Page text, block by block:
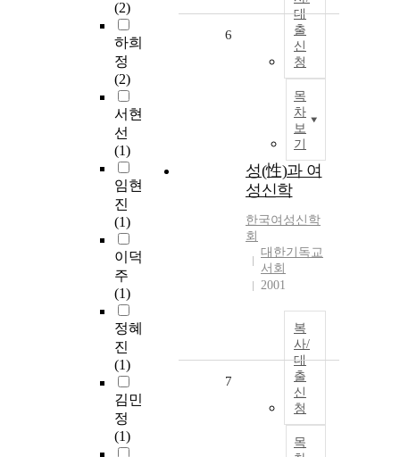
(2)
하희
정
(2)
서현
선
(1)
임현
진
(1)
이덕
주
(1)
정혜
진
(1)
김민
정
(1)
대
출
신
청
목
차
보
기
6
성(性)과 여
성신학
한국여성신학
회
대한기독교
서회
2001
복
사/
대
출
신
청
목
7